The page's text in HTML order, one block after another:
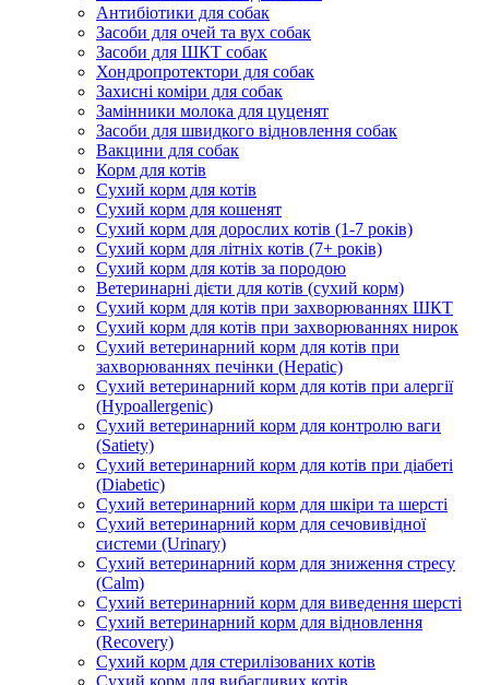
Антибіотики для собак
Засоби для очей та вух собак
Засоби для ШКТ собак
Хондропротектори для собак
Захисні коміри для собак
Замінники молока для цуценят
Засоби для швидкого відновлення собак
Вакцини для собак
Корм для котів
Сухий корм для котів
Сухий корм для кошенят
Сухий корм для дорослих котів (1-7 років)
Сухий корм для літніх котів (7+ років)
Сухий корм для котів за породою
Ветеринарні дієти для котів (сухий корм)
Сухий корм для котів при захворюваннях ШКТ
Сухий корм для котів при захворюваннях нирок
Сухий ветеринарний корм для котів при
захворюваннях печінки (Hepatic)
Сухий ветеринарний корм для котів при алергії
(Hypoallergenic)
Сухий ветеринарний корм для контролю ваги
(Satiety)
Сухий ветеринарний корм для котів при діабеті
(Diabetic)
Сухий ветеринарний корм для шкіри та шерсті
Сухий ветеринарний корм для сечовивідної
системи (Urinary)
Сухий ветеринарний корм для зниження стресу
(Calm)
Сухий ветеринарний корм для виведення шерсті
Сухий ветеринарний корм для відновлення
(Recovery)
Сухий корм для стерилізованих котів
Сухий корм для вибагливих котів